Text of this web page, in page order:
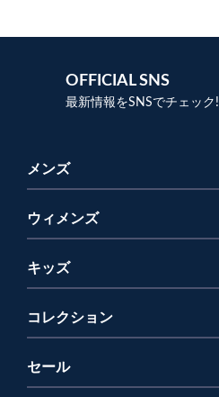
OFFICIAL SNS
最新情報をSNSでチェック!
メンズ
ウィメンズ
キッズ
コレクション
セール